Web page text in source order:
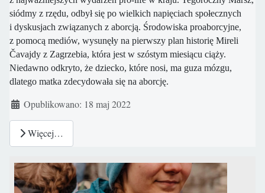
siódmy z rzędu, odbył się po wielkich napięciach społecznych
i dyskusjach związanych z aborcją. Środowiska proaborcyjne,
z pomocą mediów, wysunęły na pierwszy plan historię Mireli
Čavajdy z Zagrzebia, która jest w szóstym miesiącu ciąży.
Niedawno odkryto, że dziecko, które nosi, ma guza mózgu,
dlatego matka zdecydowała się na aborcję.
Szczegóły
Opublikowano: 18 maj 2022
Więcej…